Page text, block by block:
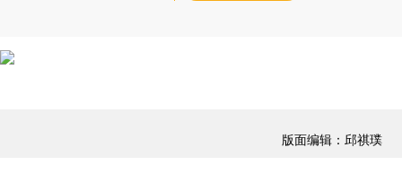
版面编辑：邱祺璞